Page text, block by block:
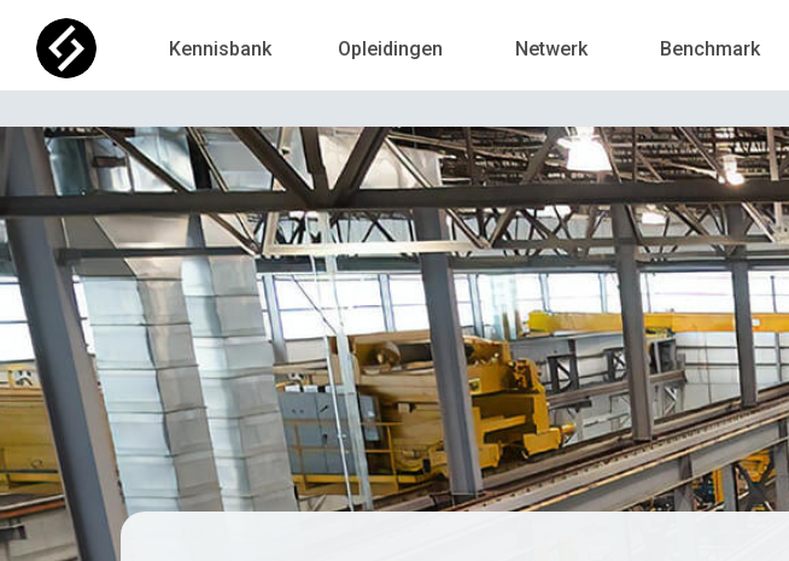
Kennisbank Opleidingen Netwerk Benchmark